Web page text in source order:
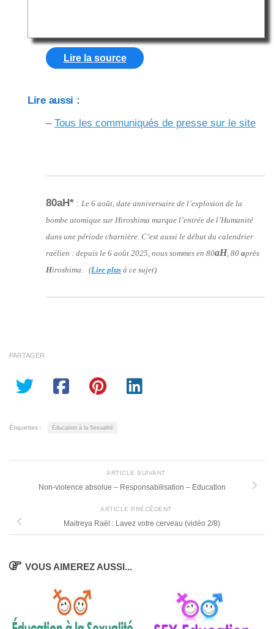
Lire la source
Lire aussi :
– Tous les communiqués de presse sur le site
80aH* : Le 6 août, date anniversaire de l’explosion de la
bombe atomique sur Hiroshima marque l’entrée de l’Humanité
dans une période charnière. C’est aussi le début du calendrier
raélien : depuis le 6 août 2025, nous sommes en 80aH, 80 après
Hiroshima. (Lire plus à ce sujet)
PARTAGER
Étiquettes : Éducation à la Sexualité
ARTICLE SUIVANT
Non-violence absolue – Responsabilisation – Education
ARTICLE PRÉCÉDENT
Maitreya Raël : Lavez votre cerveau (vidéo 2/8)
VOUS AIMEREZ AUSSI...